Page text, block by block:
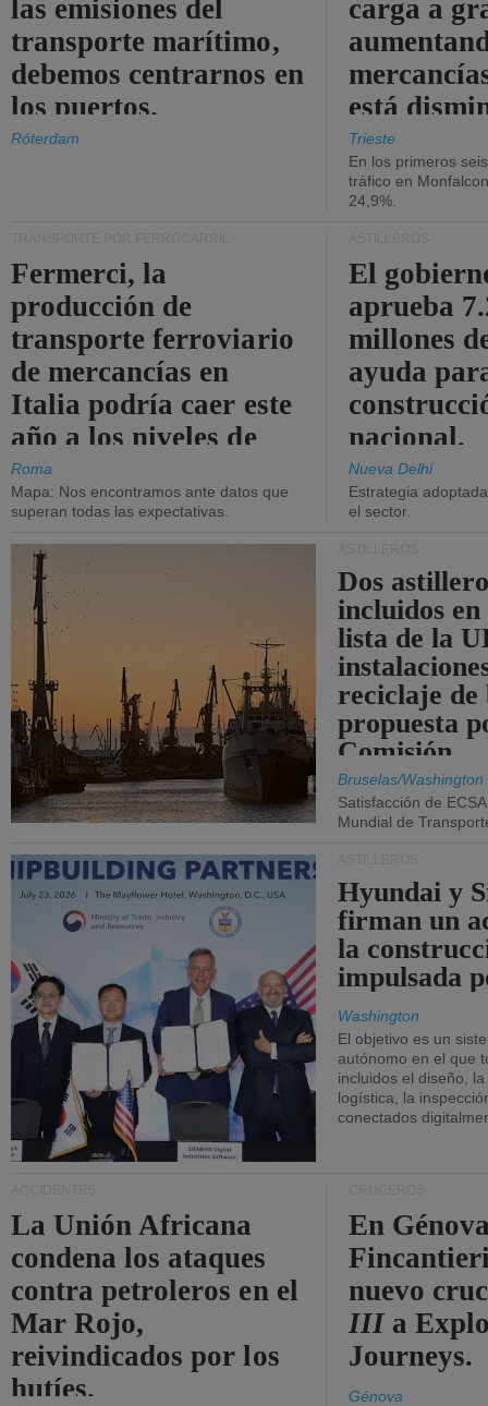
las emisiones del
transporte marítimo,
debemos centrarnos en
los puertos.
Róterdam
carga a
está
Trieste
En los primeros
tráfico en
24,9%.
Fermerci, la
producción de
transporte ferroviario
de mercancías en
Italia podría caer este
año a los niveles de
2015.
Roma
Mapa: Nos encontramos ante datos que
superan todas las expectativas.
El
aprueba
millones
ayuda
nacional.
Nueva Delhi
Estrategia
el sector.
Dos
incluidos
lista de la
reciclaje de
propuesta
Comisión.
Bruselas/Washington
Satisfacción de
Mundial de
Hyundai y
firman un
la
impulsada
Washington
El objetivo es un
autónomo en el que
incluidos el diseño,
logística, la
conectados
La Unión Africana
condena los ataques
contra petroleros en el
Mar Rojo,
reivindicados por los
hutíes.
En
nuevo
III a
Journeys.
Génova